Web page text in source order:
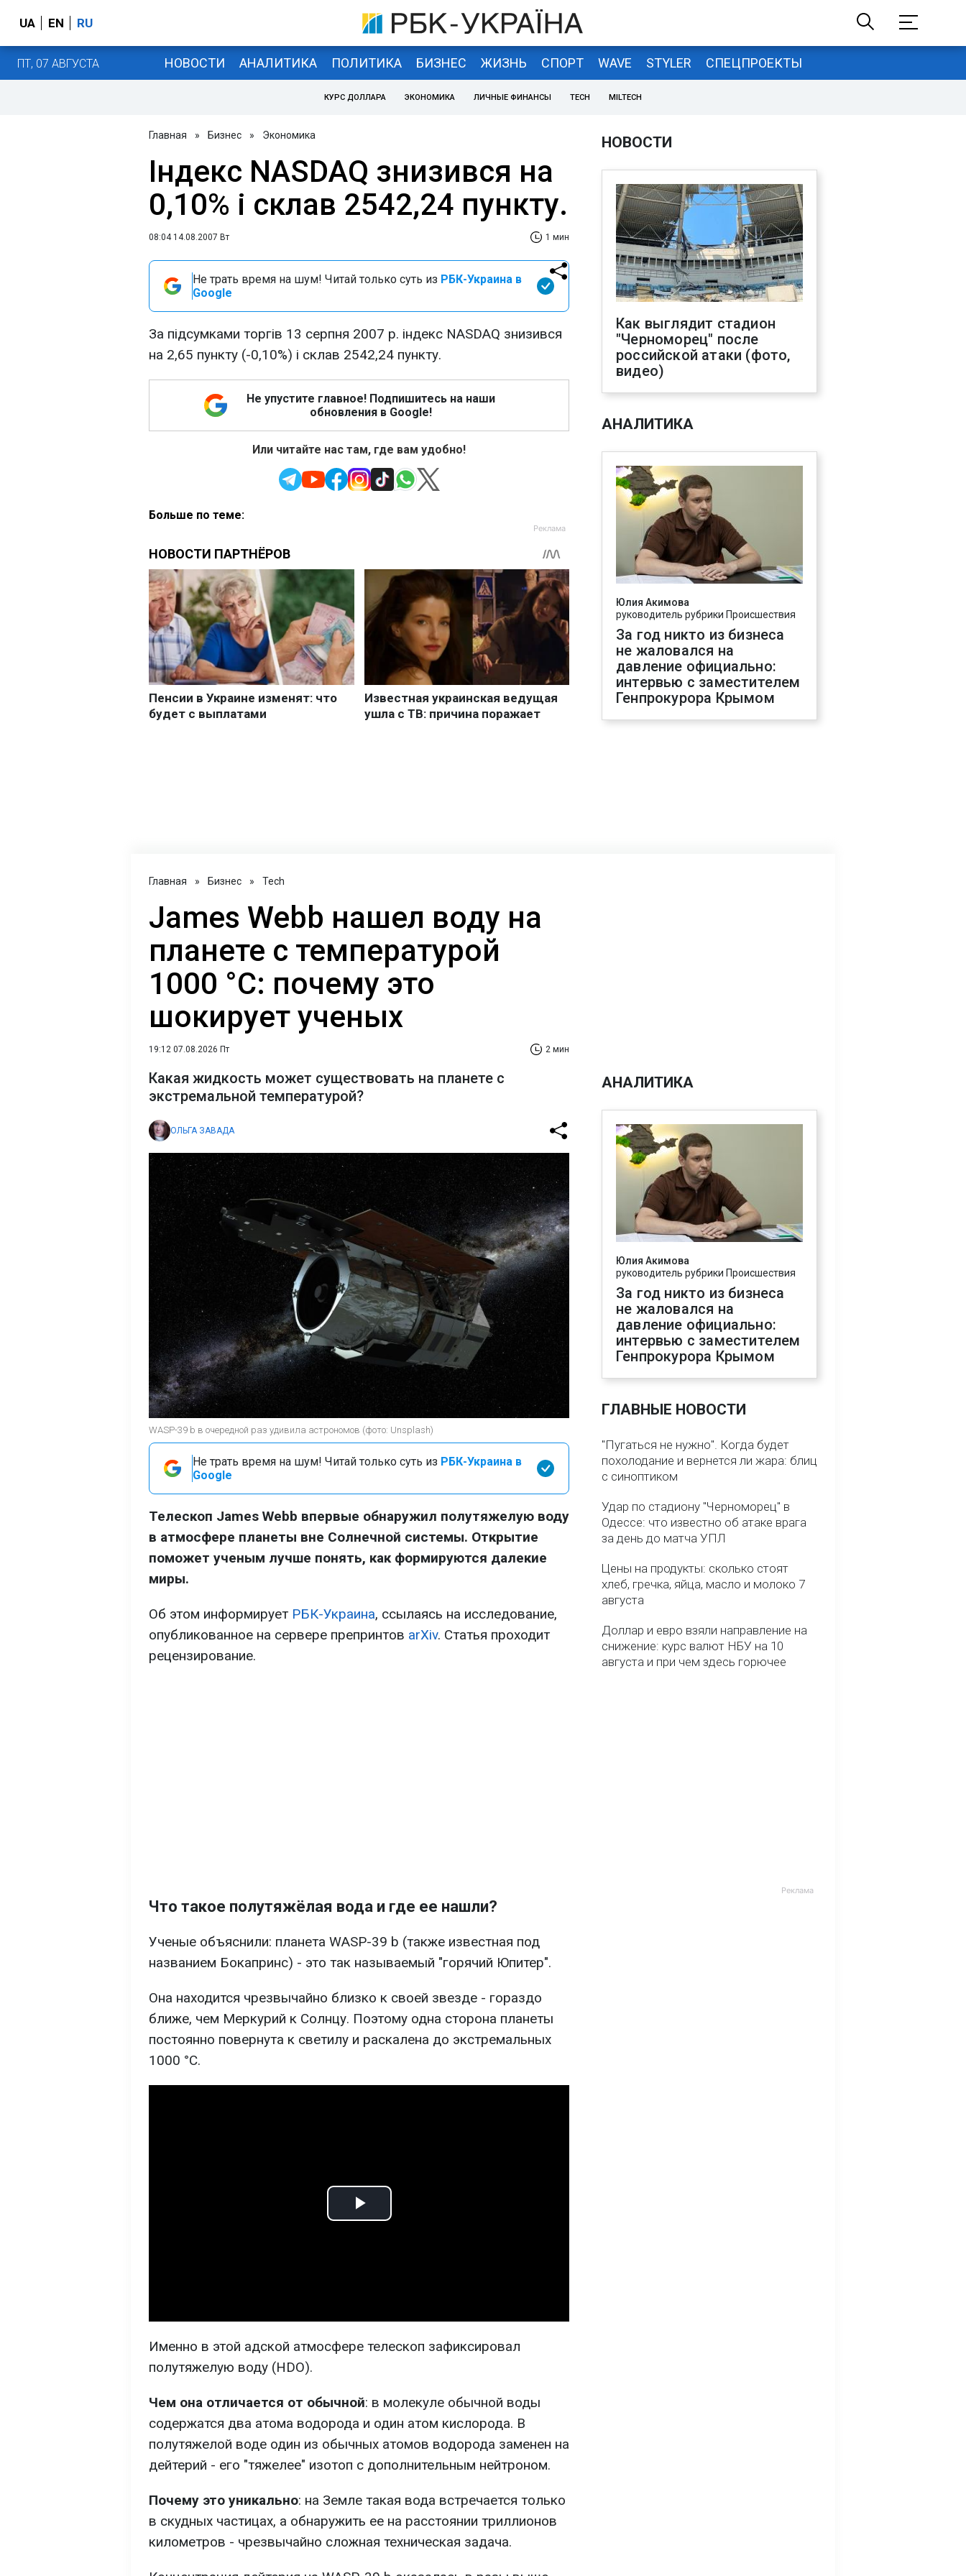
UA EN RU
ПТ, 07 АВГУСТА НОВОСТИ АНАЛИТИКА ПОЛИТИКА БИЗНЕС ЖИЗНЬ СПОРТ WAVE STYLER СПЕЦПРОЕКТЫ
КУРС ДОЛЛАРА ЭКОНОМИКА ЛИЧНЫЕ ФИНАНСЫ TECH MILTECH
Главная » Бизнес » Экономика
Індекс NASDAQ знизився на
0,10% і склав 2542,24 пункту.
08:04 14.08.2007 Вт 1 мин
Не трать время на шум! Читай только суть из РБК-Украина в
Google
За підсумками торгів 13 серпня 2007 р. індекс NASDAQ знизився
на 2,65 пункту (-0,10%) і склав 2542,24 пункту.
Не упустите главное! Подпишитесь на наши
обновления в Google!
Или читайте нас там, где вам удобно!
Больше по теме:
НОВОСТИ
Как выглядит стадион
"Черноморец" после
российской атаки (фото,
видео)
АНАЛИТИКА
Юлия Акимова
руководитель рубрики Происшествия
За год никто из бизнеса
не жаловался на
давление официально:
интервью с заместителем
Генпрокурора Крымом
Главная » Бизнес » Tech
James Webb нашел воду на
планете с температурой
1000 °C: почему это
шокирует ученых
19:12 07.08.2026 Пт 2 мин
Какая жидкость может существовать на планете с
экстремальной температурой?
ОЛЬГА ЗАВАДА
WASP-39 b в очередной раз удивила астрономов (фото: Unsplash)
Не трать время на шум! Читай только суть из РБК-Украина в
Google
Телескоп James Webb впервые обнаружил полутяжелую воду
в атмосфере планеты вне Солнечной системы. Открытие
поможет ученым лучше понять, как формируются далекие
миры.
Об этом информирует РБК-Украина, ссылаясь на исследование,
опубликованное на сервере препринтов arXiv. Статья проходит
рецензирование.
Что такое полутяжёлая вода и где ее нашли?
Ученые объяснили: планета WASP-39 b (также известная под
названием Бокапринс) - это так называемый "горячий Юпитер".
Она находится чрезвычайно близко к своей звезде - гораздо
ближе, чем Меркурий к Солнцу. Поэтому одна сторона планеты
постоянно повернута к светилу и раскалена до экстремальных
1000 °C.
Play
Именно в этой адской атмосфере телескоп зафиксировал
полутяжелую воду (HDO).
Чем она отличается от обычной: в молекуле обычной воды
содержатся два атома водорода и один атом кислорода. В
полутяжелой воде один из обычных атомов водорода заменен на
дейтерий - его "тяжелее" изотоп с дополнительным нейтроном.
Почему это уникально: на Земле такая вода встречается только
в скудных частицах, а обнаружить ее на расстоянии триллионов
километров - чрезвычайно сложная техническая задача.
АНАЛИТИКА
Юлия Акимова
руководитель рубрики Происшествия
За год никто из бизнеса
не жаловался на
давление официально:
интервью с заместителем
Генпрокурора Крымом
ГЛАВНЫЕ НОВОСТИ
"Пугаться не нужно". Когда будет
похолодание и вернется ли жара: блиц
с синоптиком
Удар по стадиону "Черноморец" в
Одессе: что известно об атаке врага
за день до матча УПЛ
Цены на продукты: сколько стоят
хлеб, гречка, яйца, масло и молоко 7
августа
Доллар и евро взяли направление на
снижение: курс валют НБУ на 10
августа и при чем здесь горючее